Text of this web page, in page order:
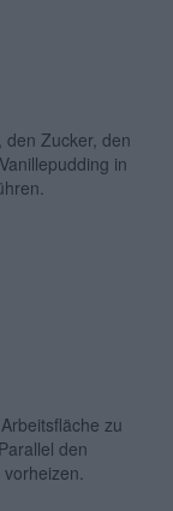
den Zucker, den
in
zu
den